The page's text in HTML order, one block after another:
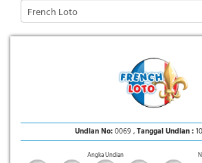
Undian No:0069 ,Tanggal Undian :
Angka Undian